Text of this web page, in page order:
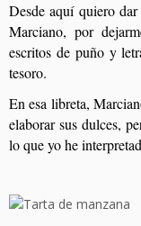
Desde aquí quiero
Marciano, por
escritos de puño y
tesoro.
En esa libreta,
elaborar sus dulces,
lo que yo he